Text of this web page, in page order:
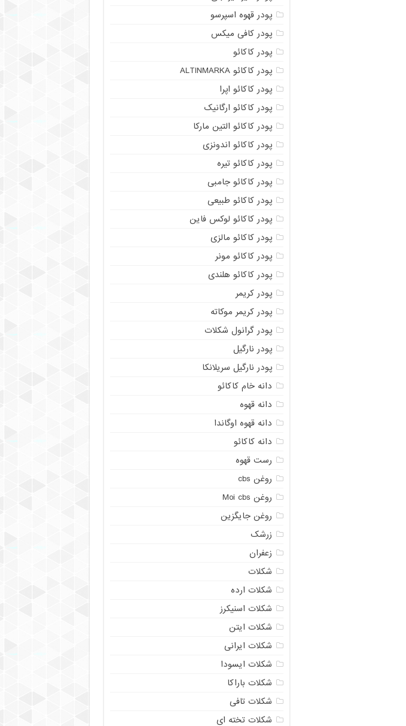
پودر قهوه اسپرسو
پودر کافی میکس
پودر کاکائو
پودر کاکائو ALTINMARKA
پودر کاکائو اپرا
پودر کاکائو ارگانیک
پودر کاکائو التین مارکا
پودر کاکائو اندونزی
پودر کاکائو تیره
پودر کاکائو جامبی
پودر کاکائو طبیعی
پودر کاکائو لوکس فاین
پودر کاکائو مالزی
پودر کاکائو مونر
پودر کاکائو هلندی
پودر کریمر
پودر کریمر موکاته
پودر گرانول شکلات
پودر نارگیل
پودر نارگیل سریلانکا
دانه خام کاکائو
دانه قهوه
دانه قهوه اوگاندا
دانه کاکائو
رست قهوه
روغن cbs
روغن Moi cbs
روغن جایگزین
زرشک
زعفران
شکلات
شکلات ارده
شکلات اسنیکرز
شکلات ایتن
شکلات ایرانی
شکلات ایسودا
شکلات باراکا
شکلات تافی
شکلات تخته ای